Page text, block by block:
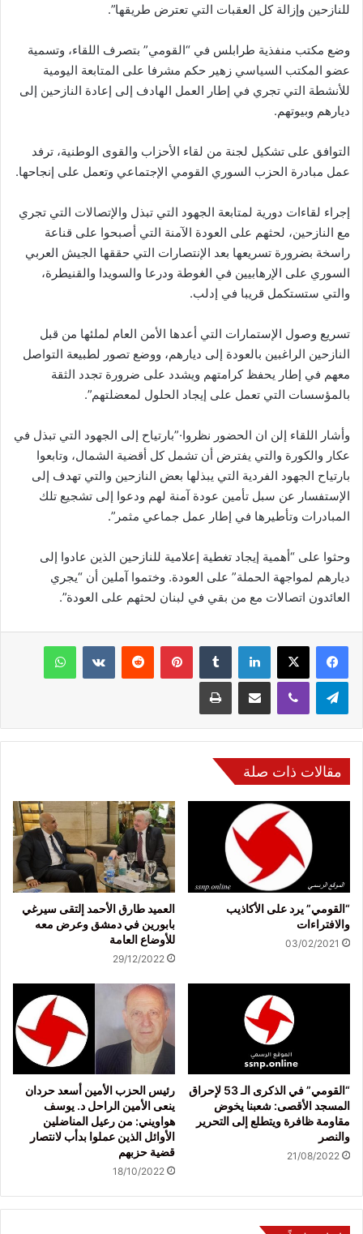
للنازحين وإزالة كل العقبات التي تعترض طريقها”.
وضع مكتب منفذية طرابلس في “القومي” بتصرف اللقاء، وتسمية
عضو المكتب السياسي زهير حكم مشرفا على المتابعة اليومية
للأنشطة التي تجري في إطار العمل الهادف إلى إعادة النازحين إلى
ديارهم وبيوتهم.
التوافق على تشكيل لجنة من لقاء الأحزاب والقوى الوطنية، ترفد
عمل مبادرة الحزب السوري القومي الإجتماعي وتعمل على إنجاحها.
إجراء لقاءات دورية لمتابعة الجهود التي تبذل والإتصالات التي تجري
مع النازحين، لحثهم على العودة الآمنة التي أصبحوا على قناعة
راسخة بضرورة تسريعها بعد الإنتصارات التي حققها الجيش العربي
السوري على الإرهابيين في الغوطة ودرعا والسويدا والقنيطرة،
والتي ستستكمل قريبا في إدلب.
تسريع وصول الإستمارات التي أعدها الأمن العام لملئها من قبل
النازحين الراغبين بالعودة إلى ديارهم، ووضع تصور لطبيعة التواصل
معهم في إطار يحفظ كرامتهم ويشدد على ضرورة تجدد الثقة
بالمؤسسات التي تعمل على إيجاد الحلول لمعضلتهم”.
وأشار اللقاء إلن ان الحضور نظروا·”بارتياح إلى الجهود التي تبذل في
عكار والكورة والتي يفترض أن تشمل كل أقضية الشمال، وتابعوا
بارتياح الجهود الفردية التي يبذلها بعض النازحين والتي تهدف إلى
الإستفسار عن سبل تأمين عودة آمنة لهم ودعوا إلى تشجيع تلك
المبادرات وتأطيرها في إطار عمل جماعي مثمر”.
وحثوا على “أهمية إيجاد تغطية إعلامية للنازحين الذين عادوا إلى
ديارهم لمواجهة الحملة” على العودة. وختموا آملين أن “يجري
العائدون اتصالات مع من بقي في لبنان لحثهم على العودة”.
فيسبوك لينكدإن بينتيريست
مقالات ذات صلة
“القومي” يرد على الأكاذيب
والافتراءات
03/02/2021
العميد طارق الأحمد إلتقى سيرغي
بابورين في دمشق وعرض معه
للأوضاع العامة
29/12/2022
“القومي” في الذكرى الـ 53 لإحراق
المسجد الأقصى: شعبنا يخوض
مقاومة ظافرة ويتطلع إلى التحرير
والنصر
21/08/2022
رئيس الحزب الأمين أسعد حردان
ينعى الأمين الراحل د. يوسف
هواويني: من رعيل المناضلين
الأوائل الذين عملوا بدأب لانتصار
قضية حزبهم
18/10/2022